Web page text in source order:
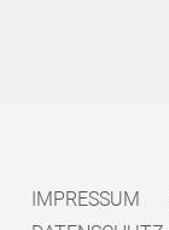
IMPRESSUM